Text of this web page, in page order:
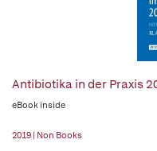
Antibiotika in der Praxis
eBook inside
2019 | Non Books